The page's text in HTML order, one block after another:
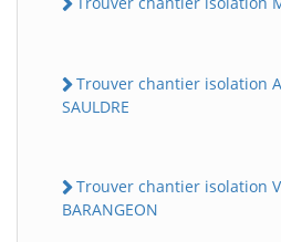
Trouver chantier isolation
SAULDRE
Trouver chantier isolation
BARANGEON